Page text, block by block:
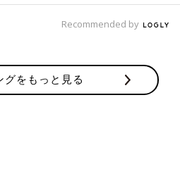
Recommended by
グをもっと見る